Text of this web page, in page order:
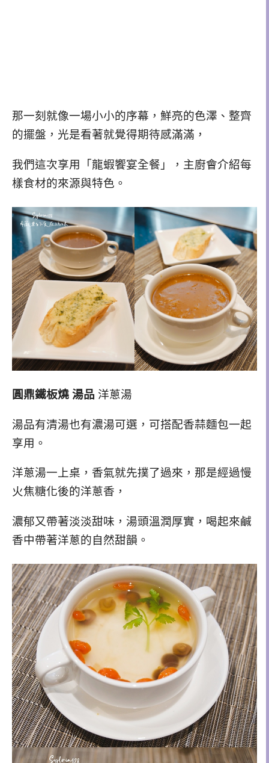
那一刻就像一場小小的序幕，鮮亮的色澤、整齊
的擺盤，光是看著就覺得期待感滿滿，
我們這次享用「龍蝦饗宴全餐」，主廚會介紹每
樣食材的來源與特色。
圓鼎鐵板燒 湯品 洋蔥湯
湯品有清湯也有濃湯可選，可搭配香蒜麵包一起
享用。
洋蔥湯一上桌，香氣就先撲了過來，那是經過慢
火焦糖化後的洋蔥香，
濃郁又帶著淡淡甜味，湯頭溫潤厚實，喝起來鹹
香中帶著洋蔥的自然甜韻。